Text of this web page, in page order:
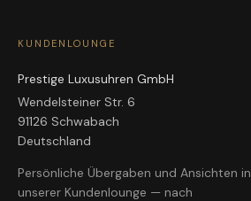
KUNDENLOUNGE
Prestige Luxusuhren GmbH
Wendelsteiner Str. 6
91126 Schwabach
Deutschland
Persönliche Übergaben und Ansichten in
unserer Kundenlounge — nach